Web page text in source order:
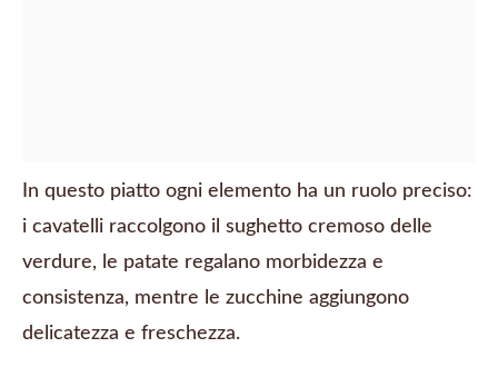
In questo piatto ogni elemento ha un ruolo preciso:
i cavatelli raccolgono il sughetto cremoso delle
verdure, le patate regalano morbidezza e
consistenza, mentre le zucchine aggiungono
delicatezza e freschezza.